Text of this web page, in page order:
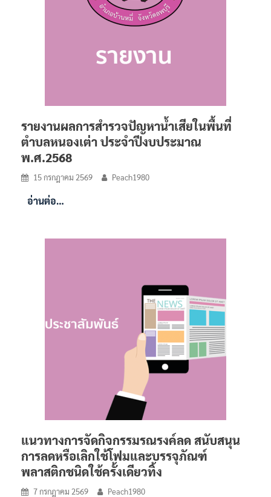
รายงานผลการสำรวจปัญหาน้ำเสียในพื้นที่
ตำบลหนองเต่า ประจำปีงบประมาณ
พ.ศ.2568
15 กรกฎาคม 2569 Peach1980
อ่านต่อ…
แนวทางการจัดกิจกรรมรณรงค์ลด สนับสนุน
การลดหรือเลิกใช้โฟมและบรรจุภัณฑ์
พลาสติกชนิดใช้ครั้งเดียวทิ้ง
7 กรกฎาคม 2569 Peach1980